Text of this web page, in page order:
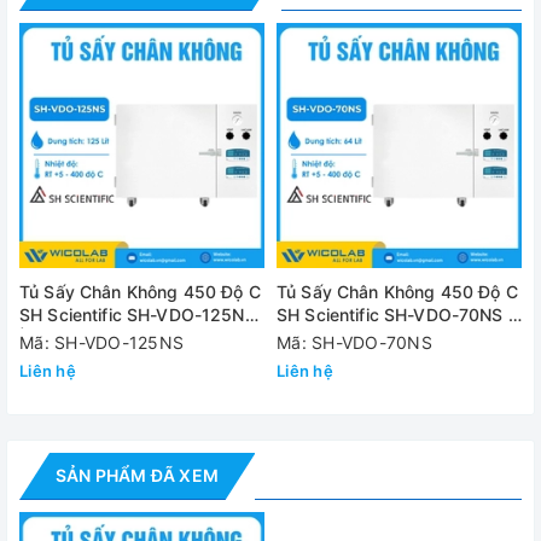
+ Gioăng đệm cửa đảm bảo độ kín
+ Đồng hồ hiển thị áp suất
+ Đường ống, van chân không, van xả, các đầu nối bằng
thép không gỉ
✅Tính năng An toàn:
+ Chuông báo khi hết thời gian cài đặt
+ Cầu dao chống rò điện
+ Chức năng bảo vệ quá nhiệt
Model SH-VDO-30NS
Dung tích 27 lít
Tủ Sấy Chân Không 450 Độ C
SH Scientific SH-VDO-125NS
| 125 Lít
Mã: SH-VDO-125NS
Liên hệ
Tủ Sấy Chân Không 450 Độ C
SH Scientific SH-VDO-70NS |
64 Lít
Mã: SH-VDO-70NS
Liên hệ
SẢN PHẨM ĐÃ XEM